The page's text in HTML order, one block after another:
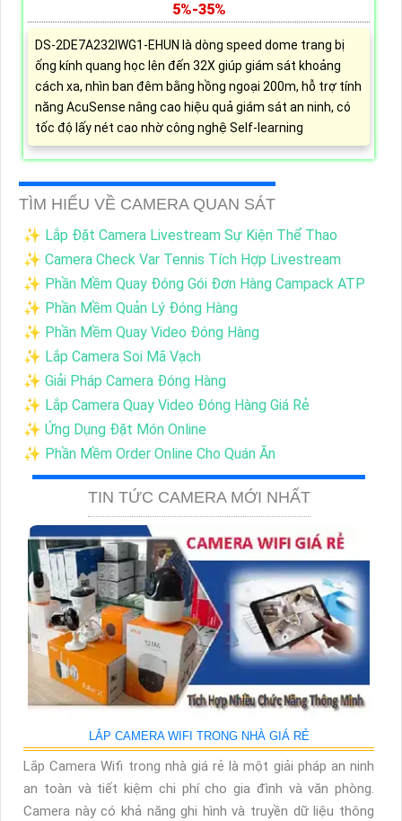
5%-35%
DS-2DE7A232IWG1-EHUN là dòng speed dome trang bị
ống kính quang học lên đến 32X giúp giám sát khoảng
cách xa, nhìn ban đêm bằng hồng ngoại 200m, hỗ trợ tính
năng AcuSense nâng cao hiệu quả giám sát an ninh, có
tốc độ lấy nét cao nhờ công nghệ Self-learning
TÌM HIỂU VỀ CAMERA QUAN SÁT
✨ Lắp Đặt Camera Livestream Sự Kiện Thể Thao
✨ Camera Check Var Tennis Tích Hợp Livestream
✨ Phần Mềm Quay Đóng Gói Đơn Hàng Campack ATP
✨ Phần Mềm Quản Lý Đóng Hàng
✨ Phần Mềm Quay Video Đóng Hàng
✨ Lắp Camera Soi Mã Vạch
✨ Giải Pháp Camera Đóng Hàng
✨ Lắp Camera Quay Video Đóng Hàng Giá Rẻ
✨ Ứng Dụng Đặt Món Online
✨ Phần Mềm Order Online Cho Quán Ăn
TIN TỨC CAMERA MỚI NHẤT
LẮP CAMERA WIFI TRONG NHÀ GIÁ RẺ
Lắp Camera Wifi trong nhà giá rẻ là một giải pháp an ninh
an toàn và tiết kiệm chi phí cho gia đình và văn phòng.
Camera này có khả năng ghi hình và truyền dữ liệu thông